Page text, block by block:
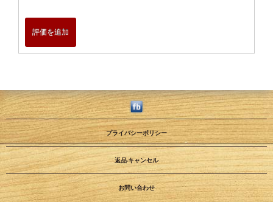
評価を追加
プライバシーポリシー
返品·キャンセル
お問い合わせ